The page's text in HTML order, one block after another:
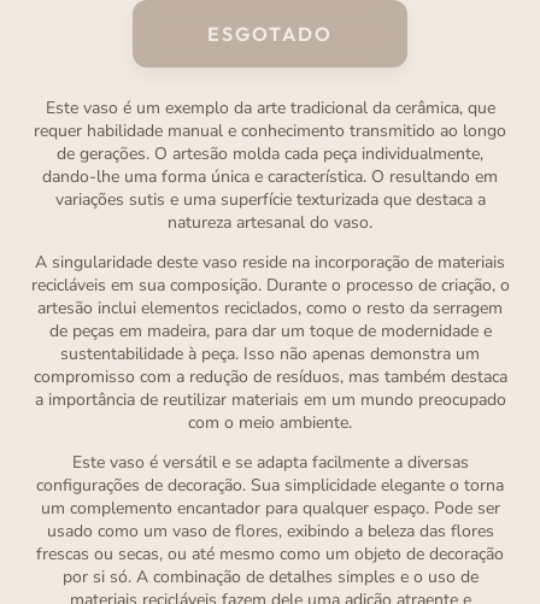
ESGOTADO
Este vaso é um exemplo da arte tradicional da cerâmica, que
requer habilidade manual e conhecimento transmitido ao longo
de gerações. O artesão molda cada peça individualmente,
dando-lhe uma forma única e característica. O resultando em
variações sutis e uma superfície texturizada que destaca a
natureza artesanal do vaso.
A singularidade deste vaso reside na incorporação de materiais
recicláveis em sua composição. Durante o processo de criação, o
artesão inclui elementos reciclados, como o resto da serragem
de peças em madeira, para dar um toque de modernidade e
sustentabilidade à peça. Isso não apenas demonstra um
compromisso com a redução de resíduos, mas também destaca
a importância de reutilizar materiais em um mundo preocupado
com o meio ambiente.
Este vaso é versátil e se adapta facilmente a diversas
configurações de decoração. Sua simplicidade elegante o torna
um complemento encantador para qualquer espaço. Pode ser
usado como um vaso de flores, exibindo a beleza das flores
frescas ou secas, ou até mesmo como um objeto de decoração
por si só. A combinação de detalhes simples e o uso de